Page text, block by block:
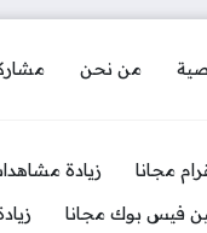
من نحن مشاركة
مجانا زيادة
فيس بوك مجانا